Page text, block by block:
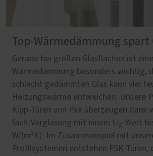
Top-Wärmedämmung spart
Gerade bei großen Glasflächen ist
Wärmedämmung besonders wichtig,
schlecht gedämmten Glas kann viel
Heizungswärme entweichen. Unsere
Kipp-Türen von PaX überzeugen dank
fach-Verglasung mit einem U g-Wert
W/(m²K). Im Zusammenspiel mit
Profilsystemen entstehen PSK-Türen,